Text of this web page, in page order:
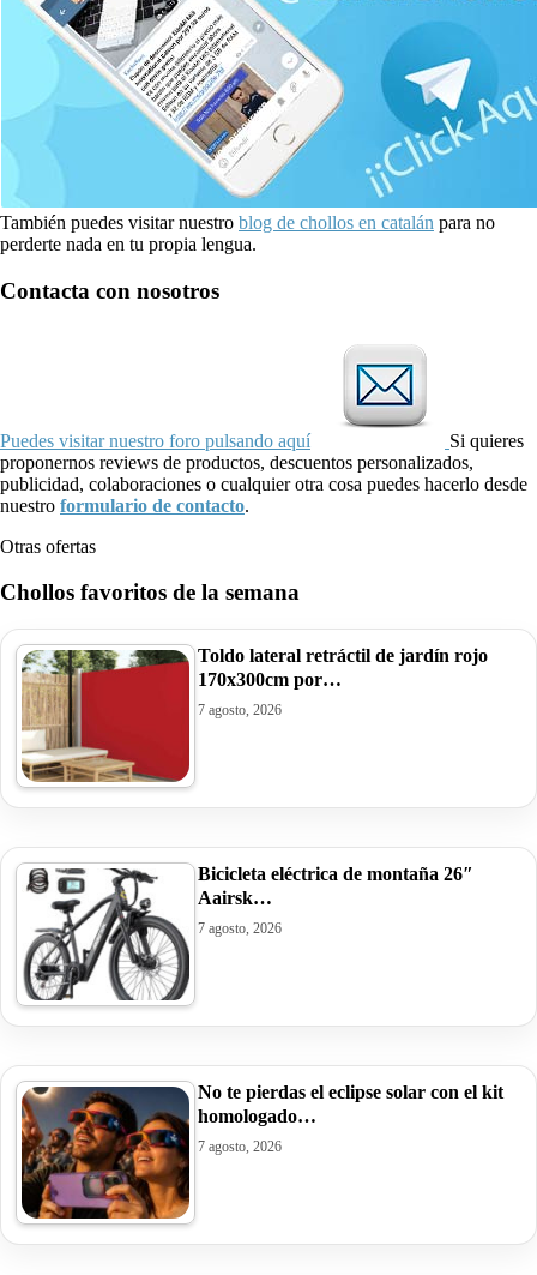
También puedes visitar nuestro blog de chollos en catalán para no
perderte nada en tu propia lengua.
Contacta con nosotros
Puedes visitar nuestro foro pulsando aquí
Si quieres
proponernos reviews de productos, descuentos personalizados,
publicidad, colaboraciones o cualquier otra cosa puedes hacerlo desde
nuestro formulario de contacto.
Otras ofertas
Chollos favoritos de la semana
Toldo lateral retráctil de jardín rojo
170x300cm por…
7 agosto, 2026
Bicicleta eléctrica de montaña 26″
Aairsk…
7 agosto, 2026
No te pierdas el eclipse solar con el kit
homologado…
7 agosto, 2026